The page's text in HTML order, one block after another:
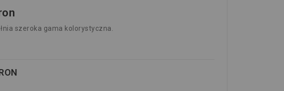
szeroka gama kolorystyczna.